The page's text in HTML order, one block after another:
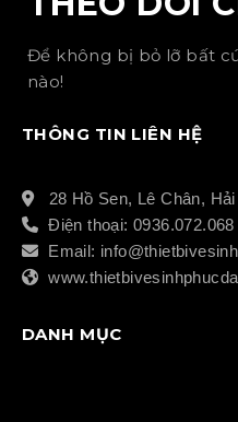
Để không bị bỏ lỡ bất
nào!
THÔNG TIN LIÊN HỆ
28 Hồ Sen, Lê Chân, Hải
Điện thoại: 0936.072.068
Email:
DANH MỤC